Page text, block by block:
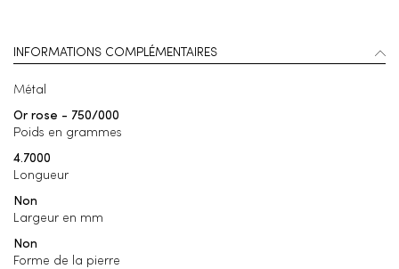
INFORMATIONS COMPLÉMENTAIRES
Métal
Or rose - 750/000
Poids en grammes
4.7000
Longueur
Non
Largeur en mm
Non
Forme de la pierre